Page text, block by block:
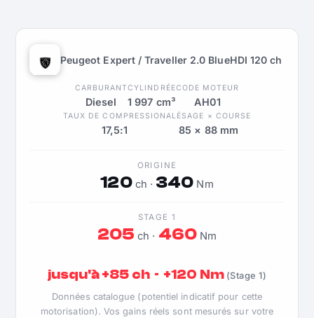
Peugeot Expert / Traveller 2.0 BlueHDI 120 ch
CARBURANT
Diesel
CYLINDRÉE
1 997 cm³
CODE MOTEUR
AH01
TAUX DE COMPRESSION
17,5:1
ALÉSAGE × COURSE
85 × 88 mm
ORIGINE
120ch · 340 Nm
STAGE 1
205 ch · 460Nm
jusqu'à +85 ch · +120 Nm (Stage 1)
Données catalogue (potentiel indicatif pour cette
motorisation). Vos gains réels sont mesurés sur votre